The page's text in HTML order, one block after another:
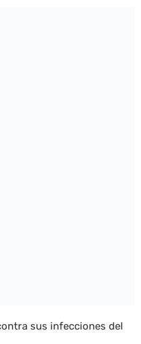
sus infecciones del